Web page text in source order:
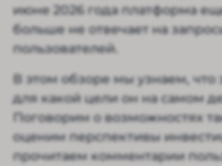
июне 2026 года платформа
больше не отвечает на
пользователей.
В этом обзоре мы узнаем, что
для какой цели он на самом
Поговорим о возможностях
оценим перспективы
прочитаем комментарии